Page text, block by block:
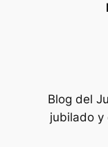
Blog del
jubilado y